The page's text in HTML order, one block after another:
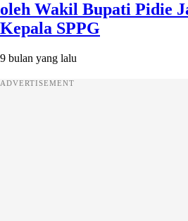
oleh Wakil Bupati Pidie
Kepala SPPG
9 bulan yang lalu
ADVERTISEMENT